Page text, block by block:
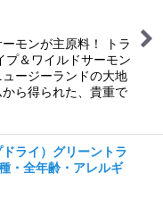
モンが主原料！ トラ
プ＆ワイルドサーモン
ージーランドの大地
ら得られた、貴重で
ライ）グリーントラ
・全年齢・アレルギ